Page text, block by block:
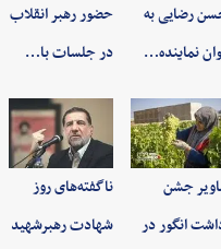
رضایی به
نماینده…
حضور رهبر انقلاب
در جلسات با…
جشن
انگور در
ناگفته‌های روز
شهادت رهبرشهید